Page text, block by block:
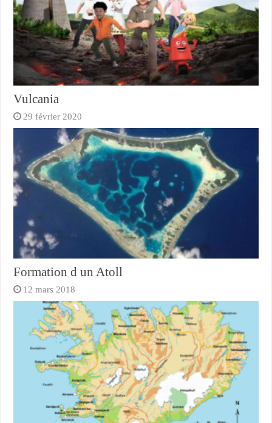
Vulcania
29 février 2020
Formation d un Atoll
12 mars 2018